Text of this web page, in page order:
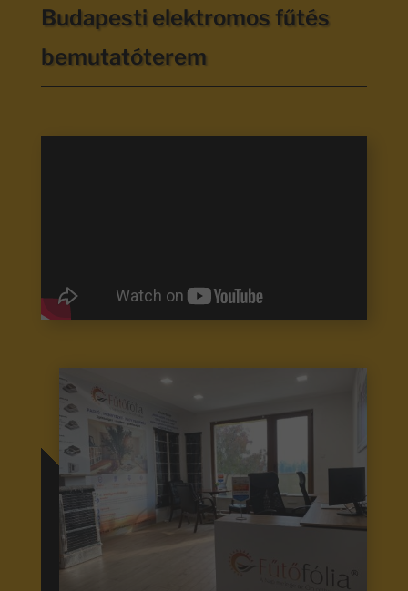
Budapesti elektromos fűtés
bemutatóterem